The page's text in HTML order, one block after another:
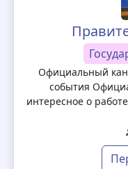
Официальный
события
интересное о